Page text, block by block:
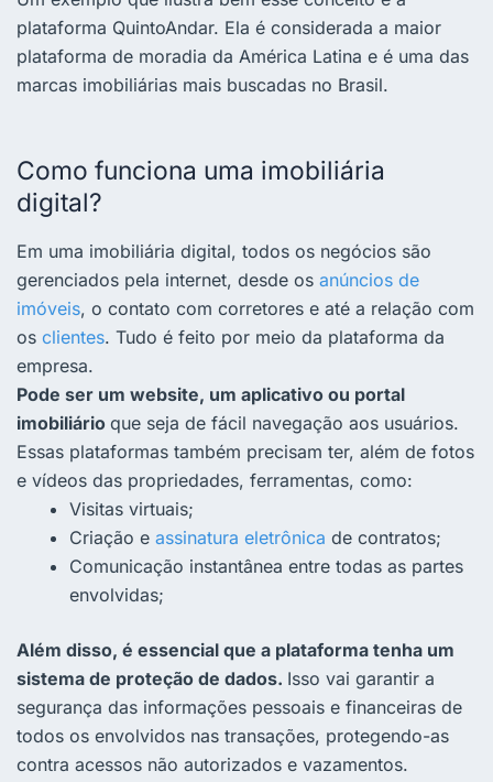
plataforma QuintoAndar. Ela é considerada a maior
plataforma de moradia da América Latina e é uma das
marcas imobiliárias mais buscadas no Brasil.
Como funciona uma imobiliária
digital?
Em uma imobiliária digital, todos os negócios são
gerenciados pela internet, desde os anúncios de
imóveis, o contato com corretores e até a relação com
os clientes. Tudo é feito por meio da plataforma da
empresa.
Pode ser um website, um aplicativo ou portal
imobiliário que seja de fácil navegação aos usuários.
Essas plataformas também precisam ter, além de fotos
e vídeos das propriedades, ferramentas, como:
Visitas virtuais;
Criação e assinatura eletrônica de contratos;
Comunicação instantânea entre todas as partes
envolvidas;
Além disso, é essencial que a plataforma tenha um
sistema de proteção de dados. Isso vai garantir a
segurança das informações pessoais e financeiras de
todos os envolvidos nas transações, protegendo-as
contra acessos não autorizados e vazamentos.